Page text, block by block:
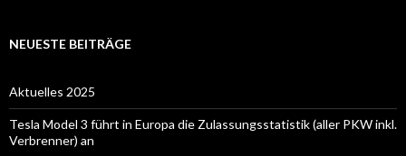
NEUESTE BEITRÄGE
Aktuelles 2025
Tesla Model 3 führt in Europa die Zulassungsstatistik (aller PKW inkl.
Verbrenner) an